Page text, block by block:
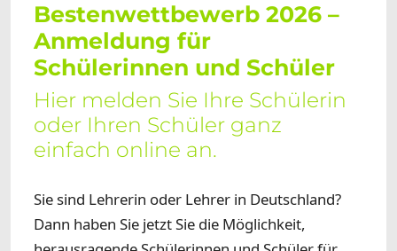
Bestenwettbewerb 2026 –
Anmeldung für
Schülerinnen und Schüler
Hier melden Sie Ihre Schülerin
oder Ihren Schüler ganz
einfach online an.
Sie sind Lehrerin oder Lehrer in Deutschland?
Dann haben Sie jetzt Sie die Möglichkeit,